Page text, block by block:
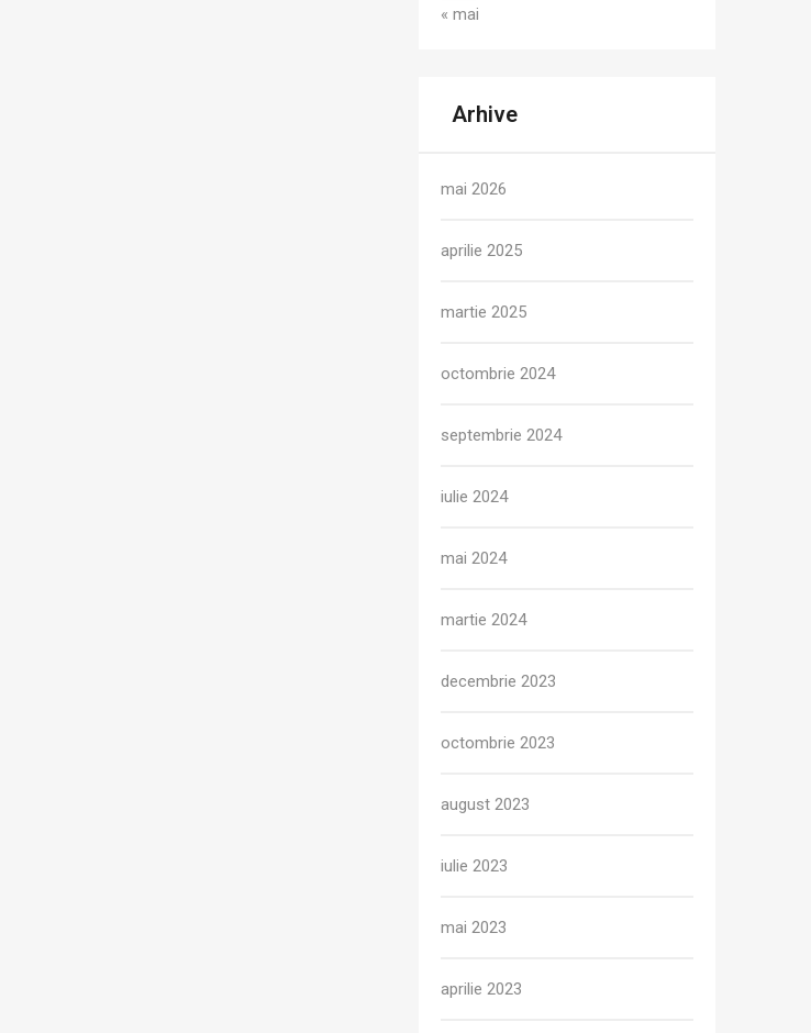
« mai
Arhive
mai 2026
aprilie 2025
martie 2025
octombrie 2024
septembrie 2024
iulie 2024
mai 2024
martie 2024
decembrie 2023
octombrie 2023
august 2023
iulie 2023
mai 2023
aprilie 2023